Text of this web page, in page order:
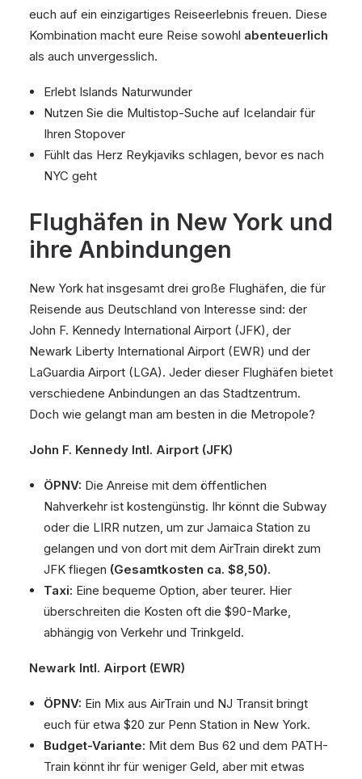
euch auf ein einzigartiges Reiseerlebnis freuen. Diese
Kombination macht eure Reise sowohl abenteuerlich
als auch unvergesslich.
Erlebt Islands Naturwunder
Nutzen Sie die Multistop-Suche auf Icelandair für
Ihren Stopover
Fühlt das Herz Reykjaviks schlagen, bevor es nach
NYC geht
Flughäfen in New York und
ihre Anbindungen
New York hat insgesamt drei große Flughäfen, die für
Reisende aus Deutschland von Interesse sind: der
John F. Kennedy International Airport (JFK), der
Newark Liberty International Airport (EWR) und der
LaGuardia Airport (LGA). Jeder dieser Flughäfen bietet
verschiedene Anbindungen an das Stadtzentrum.
Doch wie gelangt man am besten in die Metropole?
John F. Kennedy Intl. Airport (JFK)
ÖPNV: Die Anreise mit dem öffentlichen
Nahverkehr ist kostengünstig. Ihr könnt die Subway
oder die LIRR nutzen, um zur Jamaica Station zu
gelangen und von dort mit dem AirTrain direkt zum
JFK fliegen (Gesamtkosten ca. $8,50).
Taxi: Eine bequeme Option, aber teurer. Hier
überschreiten die Kosten oft die $90-Marke,
abhängig von Verkehr und Trinkgeld.
Newark Intl. Airport (EWR)
ÖPNV: Ein Mix aus AirTrain und NJ Transit bringt
euch für etwa $20 zur Penn Station in New York.
Budget-Variante: Mit dem Bus 62 und dem PATH-
Train könnt ihr für weniger Geld, aber mit etwas